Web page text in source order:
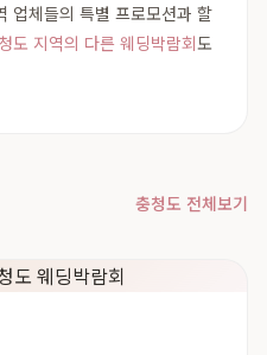
업체들의 특별 프로모션과 할
도 지역의 다른 웨딩박람회도
충청도 전체보기